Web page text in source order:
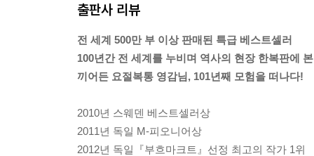
출판사 리뷰
전 세계 500만 부 이상 판매된 특급 베스트셀러
100년간 전 세계를 누비며 역사의 현장 한복판에
끼어든 요절복통 영감님, 101년째 모험을 떠나다!
2010년 스웨덴 베스트셀러상
2011년 독일 M-피오니어상
2012년 독일『부흐마크트』선정 최고의 작가 1위